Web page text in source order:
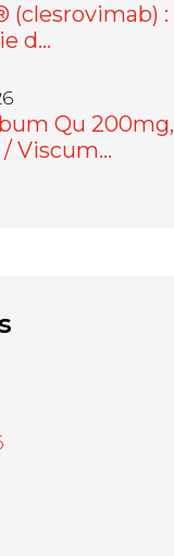
(clesrovimab) :
d…
Qu 200mg,
Viscum…